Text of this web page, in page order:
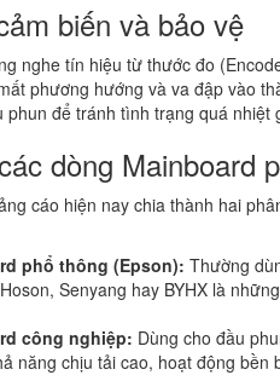
biến và bảo vệ
nghe tín hiệu từ thước đo
phương hướng và va đập vào
phun để tránh tình trạng quá nhiệt
dòng Mainboard
cáo hiện nay chia thành hai
phổ thông (Epson): Thường
Senyang hay BYHX là
công nghiệp: Dùng cho đầu
năng chịu tải cao, hoạt động